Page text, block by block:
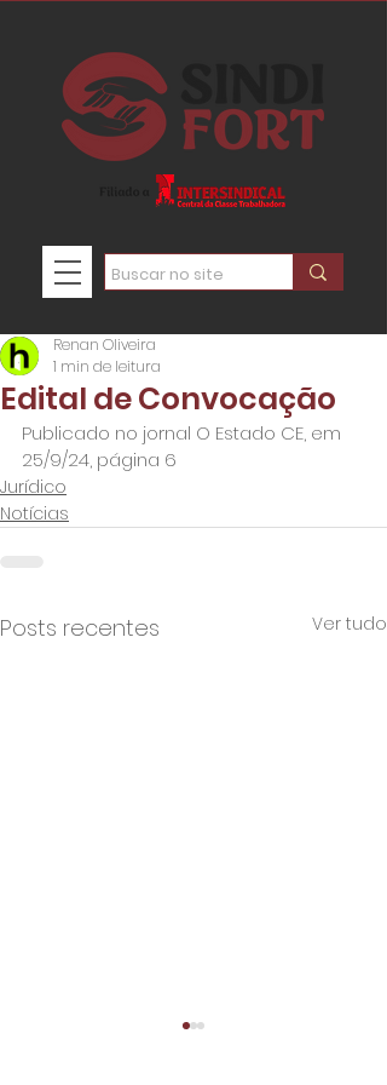
Edital de Convocação
Renan Oliveira
1 min de leitura
Publicado no jornal O Estado CE, em
25/9/24, página 6
Jurídico
Notícias
Posts recentes Ver tudo